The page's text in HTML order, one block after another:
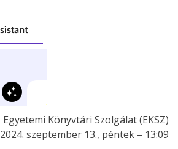
Egyetemi Könyvtári Szolgálat (EKSZ)
2024. szeptember 13., péntek – 13:09